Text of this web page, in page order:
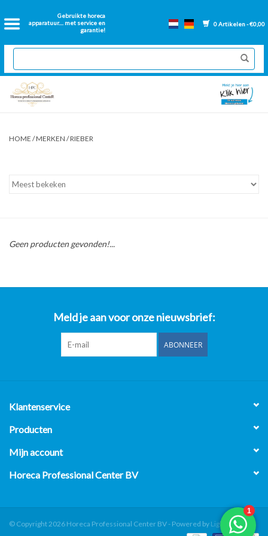
Gebruikte horeca
apparatuur.... met service en
garantie!
0 Artikelen - €0,00
Home
2dehands Horeca
Nieuwe apparatuur
Onderdelen bakwanden
Over ons
HOME /MERKEN /RIEBER
Geen producten gevonden!...
Meld je aan voor onze nieuwsbrief:
ABONNEER
Klantenservice
Producten
Mijn account
Horeca Professional Center BV
© Copyright 2026 Horeca Professional Center BV - Powered by Lightspeed